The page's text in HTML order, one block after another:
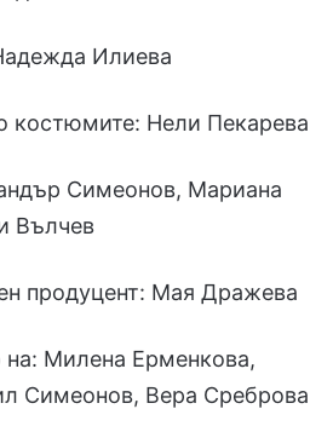
Илиева
Нели Пекарева
Симеонов, Мариана
Вълчев
Мая Дражева
Милена Ерменкова,
Симеонов, Вера Среброва